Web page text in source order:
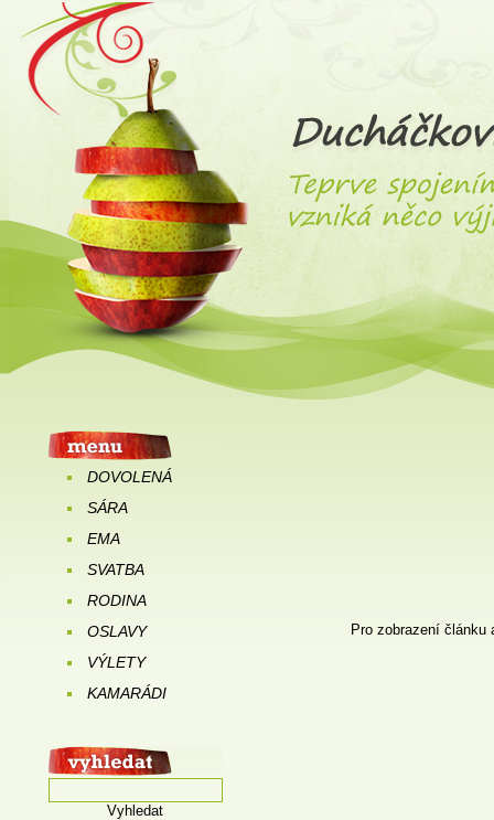
DOVOLENÁ
SÁRA
EMA
SVATBA
RODINA
OSLAVY
VÝLETY
KAMARÁDI
Vyhledat
Pro zobrazení článku